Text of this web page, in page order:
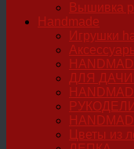
Вышивка
Handmade
Игрушки
ДЛЯ ДАЧИ
Цветы из